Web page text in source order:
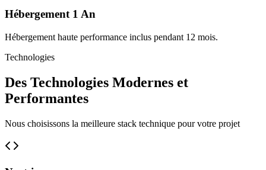
Hébergement 1 An
Hébergement haute performance inclus pendant 12 mois.
Technologies
Des Technologies Modernes et
Performantes
Nous choisissons la meilleure stack technique pour votre projet